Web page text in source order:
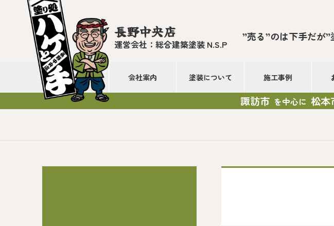
長野中央店
運営会社：総合建築塗装 N.S.P
”売る”のは下手だが”
会社案内 塗装について 施工事例
諏訪市 を中心に 松本